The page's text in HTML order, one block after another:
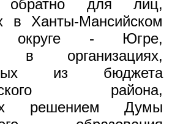
для лиц,
в Ханты-Мансийском
округе - Югре,
в организациях,
из бюджета
района,
решением Думы